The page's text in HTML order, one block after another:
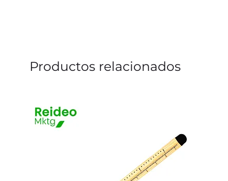
Productos relacionados